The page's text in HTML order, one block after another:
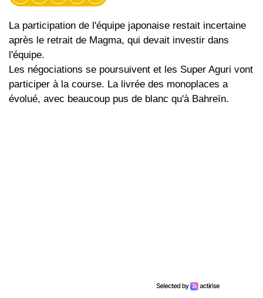
La participation de l'équipe japonaise restait incertaine
après le retrait de Magma, qui devait investir dans
l'équipe.
Les négociations se poursuivent et les Super Aguri vont
participer à la course. La livrée des monoplaces a
évolué, avec beaucoup pus de blanc qu'à Bahreïn.